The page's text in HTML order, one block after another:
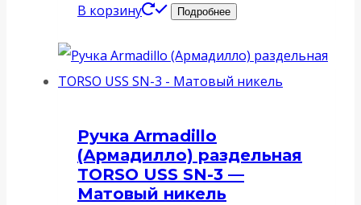
В корзину
Подробнее
Ручка Armadillo
(Армадилло) раздельная
TORSO USS SN-3 —
Матовый никель